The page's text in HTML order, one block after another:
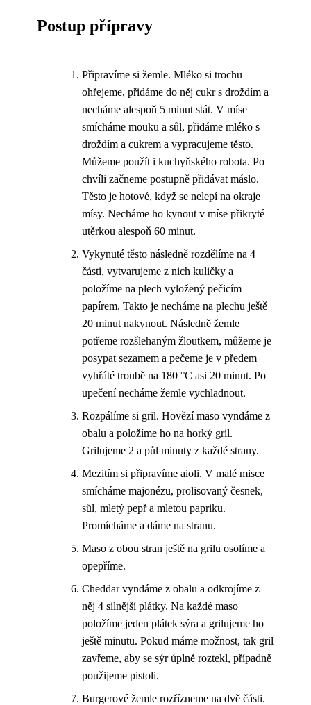
Postup přípravy
Připravíme si žemle. Mléko si trochu
ohřejeme, přidáme do něj cukr s droždím a
necháme alespoň 5 minut stát. V míse
smícháme mouku a sůl, přidáme mléko s
droždím a cukrem a vypracujeme těsto.
Můžeme použít i kuchyňského robota. Po
chvíli začneme postupně přidávat máslo.
Těsto je hotové, když se nelepí na okraje
mísy. Necháme ho kynout v míse přikryté
utěrkou alespoň 60 minut.
Vykynuté těsto následně rozdělíme na 4
části, vytvarujeme z nich kuličky a
položíme na plech vyložený pečicím
papírem. Takto je necháme na plechu ještě
20 minut nakynout. Následně žemle
potřeme rozšlehaným žloutkem, můžeme je
posypat sezamem a pečeme je v předem
vyhřáté troubě na 180 °C asi 20 minut. Po
upečení necháme žemle vychladnout.
Rozpálíme si gril. Hovězí maso vyndáme z
obalu a položíme ho na horký gril.
Grilujeme 2 a půl minuty z každé strany.
Mezitím si připravíme aioli. V malé misce
smícháme majonézu, prolisovaný česnek,
sůl, mletý pepř a mletou papriku.
Promícháme a dáme na stranu.
Maso z obou stran ještě na grilu osolíme a
opepříme.
Cheddar vyndáme z obalu a odkrojíme z
něj 4 silnější plátky. Na každé maso
položíme jeden plátek sýra a grilujeme ho
ještě minutu. Pokud máme možnost, tak gril
zavřeme, aby se sýr úplně roztekl, případně
použijeme pistoli.
Burgerové žemle rozřízneme na dvě části.